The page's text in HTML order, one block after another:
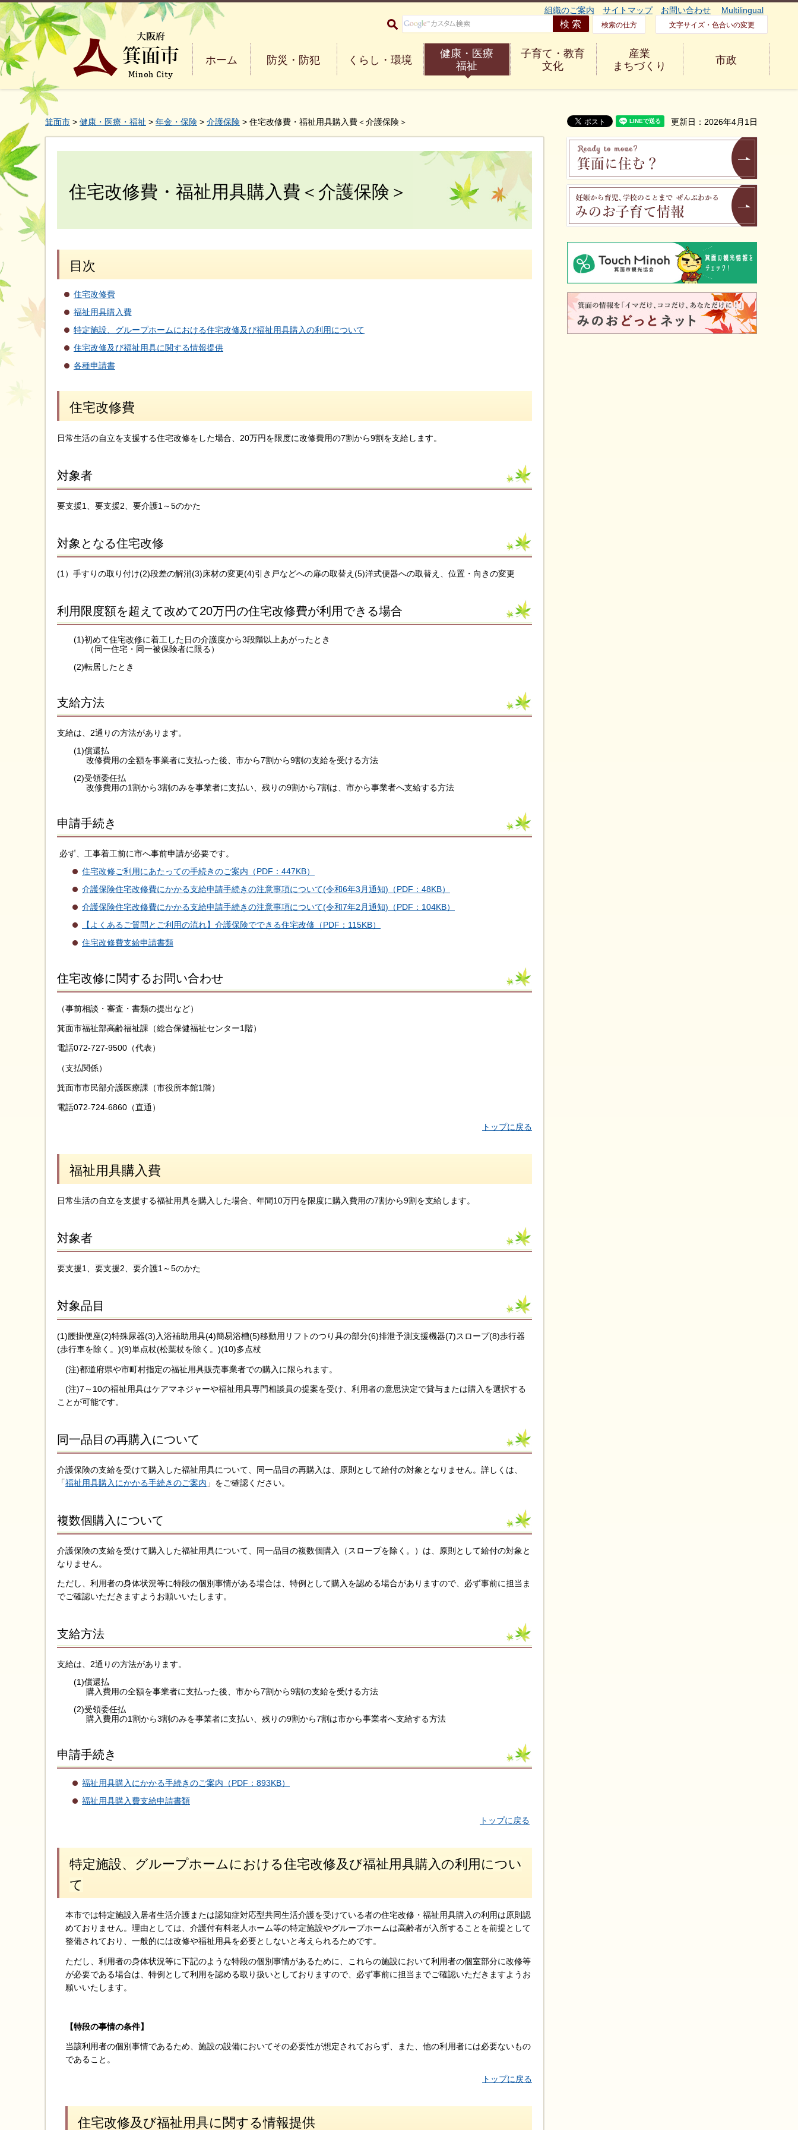
大阪府箕面市 Minoh City
組織のご案内 サイトマップ お問い合わせ Multilingual
検索の仕方 文字サイズ・色合いの変更
ホーム 防災・防犯 くらし・環境
健康・医療
福祉
子育て・教育
文化
産業
まちづくり
市政
箕面市 > 健康・医療・福祉 > 年金・保険 > 介護保険 > 住宅改修費・福祉用具購入費＜介護保険＞ 更新日：2026年4月1日
住宅改修費・福祉用具購入費＜介護保険＞
目次
住宅改修費
福祉用具購入費
特定施設、グループホームにおける住宅改修及び福祉用具購入の利用について
住宅改修及び福祉用具に関する情報提供
各種申請書
住宅改修費
日常生活の自立を支援する住宅改修をした場合、20万円を限度に改修費用の7割から9割を支給します。
対象者
要支援1、要支援2、要介護1～5のかた
対象となる住宅改修
(1）手すりの取り付け(2)段差の解消(3)床材の変更(4)引き戸などへの扉の取替え(5)洋式便器への取替え、位置・向きの変更
利用限度額を超えて改めて20万円の住宅改修費が利用できる場合
(1)初めて住宅改修に着工した日の介護度から3段階以上あがったとき
（同一住宅・同一被保険者に限る）
(2)転居したとき
支給方法
支給は、2通りの方法があります。
(1)償還払
改修費用の全額を事業者に支払った後、市から7割から9割の支給を受ける方法
(2)受領委任払
改修費用の1割から3割のみを事業者に支払い、残りの9割から7割は、市から事業者へ支給する方法
申請手続き
必ず、工事着工前に市へ事前申請が必要です。
住宅改修ご利用にあたっての手続きのご案内（PDF：447KB）
介護保険住宅改修費にかかる支給申請手続きの注意事項について(令和6年3月通知) （PDF：48KB）
介護保険住宅改修費にかかる支給申請手続きの注意事項について(令和7年2月通知)（PDF：104KB）
【よくあるご質問とご利用の流れ】介護保険でできる住宅改修（PDF：115KB）
住宅改修費支給申請書類
住宅改修に関するお問い合わせ
（事前相談・審査・書類の提出など）
箕面市福祉部高齢福祉課（総合保健福祉センター1階）
電話072-727-9500（代表）
（支払関係）
箕面市市民部介護医療課（市役所本館1階）
電話072-724-6860（直通）
トップに戻る
福祉用具購入費
日常生活の自立を支援する福祉用具を購入した場合、年間10万円を限度に購入費用の7割から9割を支給します。
対象者
要支援1、要支援2、要介護1～5のかた
対象品目
(1)腰掛便座(2)特殊尿器(3)入浴補助用具(4)簡易浴槽(5)移動用リフトのつり具の部分(6)排泄予測支援機器(7)スロープ(8)歩行器
(歩行車を除く。)(9)単点杖(松葉杖を除く。)(10)多点杖
(注)都道府県や市町村指定の福祉用具販売事業者での購入に限られます。
(注)7～10の福祉用具はケアマネジャーや福祉用具専門相談員の提案を受け、利用者の意思決定で貸与または購入を選択する
ことが可能です。
同一品目の再購入について
介護保険の支給を受けて購入した福祉用具について、同一品目の再購入は、原則として給付の対象となりません。詳しくは、
「福祉用具購入にかかる手続きのご案内 」をご確認ください。
複数個購入について
介護保険の支給を受けて購入した福祉用具について、同一品目の複数個購入（スロープを除く。）は、原則として給付の対象と
なりません。
ただし、利用者の身体状況等に特段の個別事情がある場合は、特例として購入を認める場合がありますので、必ず事前に担当ま
でご確認いただきますようお願いいたします。
支給方法
支給は、2通りの方法があります。
(1)償還払
購入費用の全額を事業者に支払った後、市から7割から9割の支給を受ける方法
(2)受領委任払
購入費用の1割から3割のみを事業者に支払い、残りの9割から7割は市から事業者へ支給する方法
申請手続き
福祉用具購入にかかる手続きのご案内（PDF：893KB）
福祉用具購入費支給申請書類
トップに戻る
特定施設、グループホームにおける住宅改修及び福祉用具購入の利用につい
て
本市では特定施設入居者生活介護または認知症対応型共同生活介護を受けている者の住宅改修・福祉用具購入の利用は原則認
めておりません。理由としては、介護付有料老人ホーム等の特定施設やグループホームは高齢者が入所することを前提として
整備されており、一般的には改修や福祉用具を必要としないと考えられるためです。
ただし、利用者の身体状況等に下記のような特段の個別事情があるために、これらの施設において利用者の個室部分に改修等
が必要である場合は、特例として利用を認める取り扱いとしておりますので、必ず事前に担当までご確認いただきますようお
願いいたします。
【特段の事情の条件】
当該利用者の個別事情であるため、施設の設備においてその必要性が想定されておらず、また、他の利用者には必要ないもの
であること。
トップに戻る
住宅改修及び福祉用具に関する情報提供